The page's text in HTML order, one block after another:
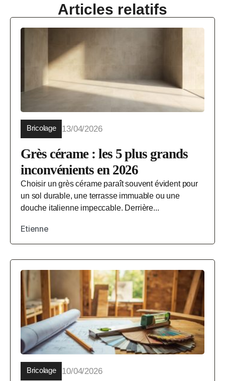
Articles relatifs
Bricolage 13/04/2026
Grès cérame : les 5 plus grands
inconvénients en 2026
Choisir un grès cérame paraît souvent évident pour
un sol durable, une terrasse immuable ou une
douche italienne impeccable. Derrière...
Etienne
Bricolage 10/04/2026